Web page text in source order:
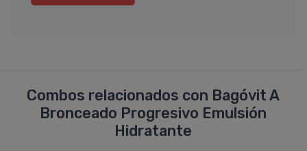
Combos relacionados con Bagóvit A
Bronceado Progresivo Emulsión
Hidratante